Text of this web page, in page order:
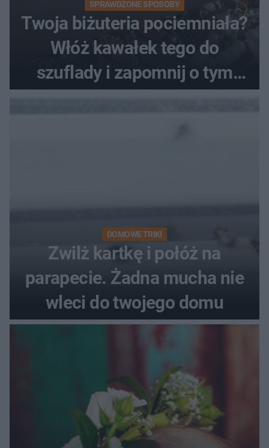
SPRAWDZONE SPOSOBY
Twoja biżuteria pociemniała?
Włóż kawałek tego do
szuflady i zapomnij o tym
problemie. Sposób na
DOMOWE TRIKI
Zwilż kartkę i połóż na
parapecie. Żadna mucha nie
wleci do twojego domu